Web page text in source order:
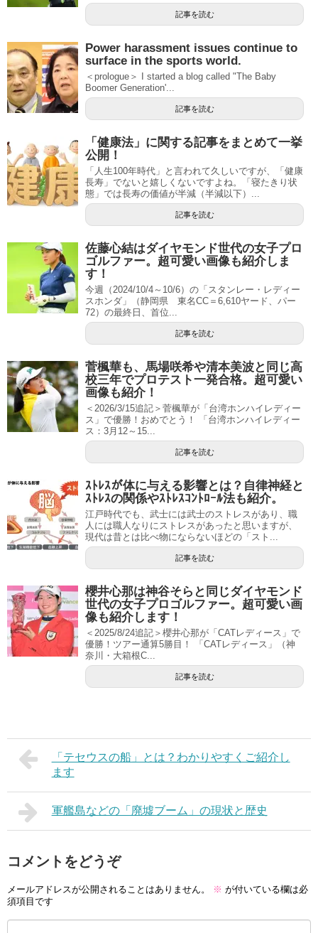
記事を読む
Power harassment issues continue to
surface in the sports world.
＜prologue＞ I started a blog called "The Baby
Boomer Generation'...
記事を読む
「健康法」に関する記事をまとめて一挙
公開！
「人生100年時代」と言われて久しいですが、「健康
長寿」でないと嬉しくないですよね。「寝たきり状
態」では長寿の価値が半減（半減以下）...
記事を読む
佐藤心結はダイヤモンド世代の女子プロ
ゴルファー。超可愛い画像も紹介しま
す！
今週（2024/10/4～10/6）の「スタンレー・レディー
スホンダ」（静岡県 東名CC＝6,610ヤード、パー
72）の最終日、首位...
記事を読む
菅楓華も、馬場咲希や清本美波と同じ高
校三年でプロテスト一発合格。超可愛い
画像も紹介！
＜2026/3/15追記＞菅楓華が「台湾ホンハイレディー
ス」で優勝！おめでとう！ 「台湾ホンハイレディー
ス：3月12～15...
記事を読む
ｽﾄﾚｽが体に与える影響とは？自律神経と
ｽﾄﾚｽの関係やｽﾄﾚｽｺﾝﾄﾛｰﾙ法も紹介。
江戸時代でも、武士には武士のストレスがあり、職
人には職人なりにストレスがあったと思いますが、
現代は昔とは比べ物にならないほどの「スト...
記事を読む
櫻井心那は神谷そらと同じダイヤモンド
世代の女子プロゴルファー。超可愛い画
像も紹介します！
＜2025/8/24追記＞櫻井心那が「CATレディース」で
優勝！ツアー通算5勝目！ 「CATレディース」（神
奈川・大箱根C...
記事を読む
「テセウスの船」とは？わかりやすくご紹介し
ます
軍艦島などの「廃墟ブーム」の現状と歴史
コメントをどうぞ
メールアドレスが公開されることはありません。 ※ が付いている欄は必
須項目です